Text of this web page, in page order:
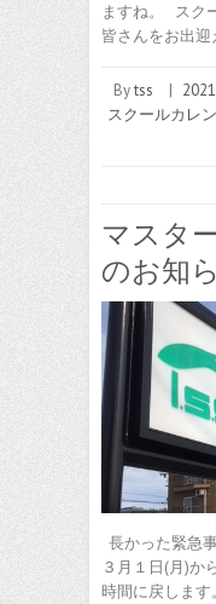
ますね。 スク
皆さんをお出
Bytss |
スクールカレ
マスタ
のお知
長かった緊急
３月１日(月)か
時間に戻しま